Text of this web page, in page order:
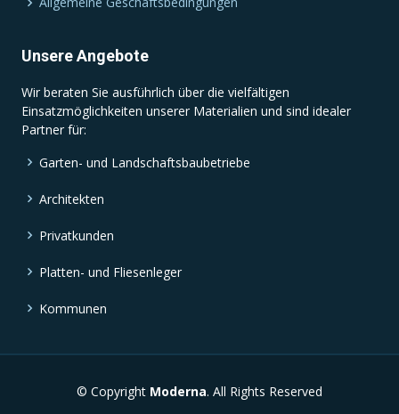
Unsere Angebote
Wir beraten Sie ausführlich über die vielfältigen
Einsatzmöglichkeiten unserer Materialien und sind idealer
Partner für:
Garten- und Landschaftsbaubetriebe
Architekten
Privatkunden
Platten- und Fliesenleger
Kommunen
© Copyright Moderna. All Rights Reserved